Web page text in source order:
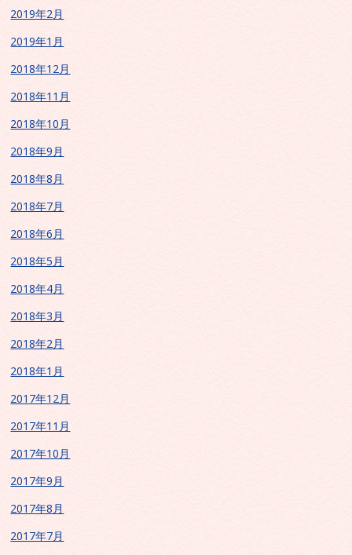
2019年2月
2019年1月
2018年12月
2018年11月
2018年10月
2018年9月
2018年8月
2018年7月
2018年6月
2018年5月
2018年4月
2018年3月
2018年2月
2018年1月
2017年12月
2017年11月
2017年10月
2017年9月
2017年8月
2017年7月